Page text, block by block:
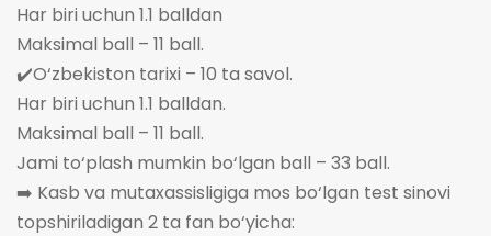
Har biri uchun 1.1 balldan
Maksimal ball – 11 ball.
✔️O‘zbekiston tarixi – 10 ta savol.
Har biri uchun 1.1 balldan.
Maksimal ball – 11 ball.
Jami to‘plash mumkin bo‘lgan ball – 33 ball.
➡️ Kasb va mutaxassisligiga mos bo‘lgan test sinovi
topshiriladigan 2 ta fan bo‘yicha: